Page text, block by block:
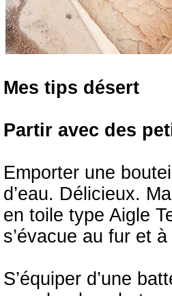
Mes tips désert
Partir avec des
Emporter une
d’eau. Délicieux.
en toile type Aigle
s’évacue au fur et
S’équiper d’une